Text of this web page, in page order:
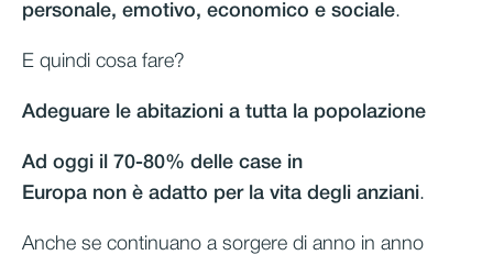
personale, emotivo, economico e sociale.
E quindi cosa fare?
Adeguare le abitazioni a tutta la popolazione
Ad oggi il 70-80% delle case in
Europa non è adatto per la vita degli anziani.
Anche se continuano a sorgere di anno in anno